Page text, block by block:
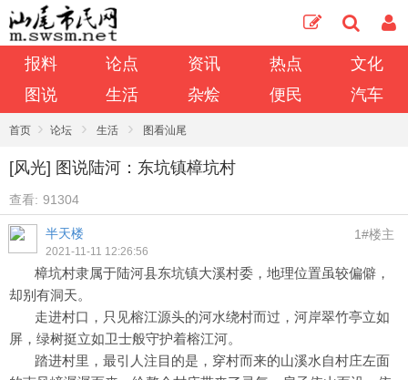
报料 论点 资讯 热点
文化
图说
生活 杂烩 便民 汽车
首页 › 论坛 › 生活 › 图看汕尾
[风光] 图说陆河：东坑镇樟坑村
查看: 91304
半天楼
2021-11-11 12:26:56
1#楼主
樟坑村隶属于陆河县东坑镇大溪村委，地理位置虽较偏僻，
却别有洞天。
走进村口，只见榕江源头的河水绕村而过，河岸翠竹亭立如
屏，绿树挺立如卫士般守护着榕江河。
踏进村里，最引人注目的是，穿村而来的山溪水自村庄左面